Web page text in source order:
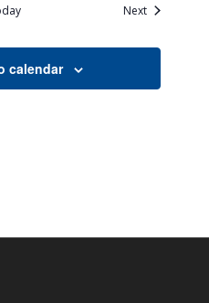
NextEvents
calendar